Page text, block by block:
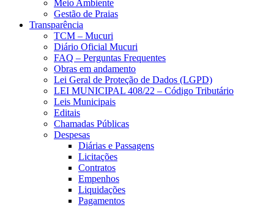
Meio Ambiente
Gestão de Praias
Transparência
TCM – Mucuri
Diário Oficial Mucuri
FAQ – Perguntas Frequentes
Obras em andamento
Lei Geral de Proteção de Dados (LGPD)
LEI MUNICIPAL 408/22 – Código Tributário
Leis Municipais
Editais
Chamadas Públicas
Despesas
Diárias e Passagens
Licitações
Contratos
Empenhos
Liquidações
Pagamentos